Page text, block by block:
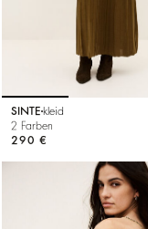
SINTE kleid
2 Farben
290 €